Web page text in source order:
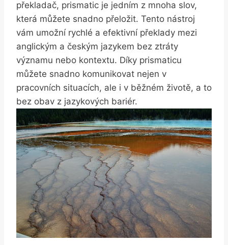
překladač, prismatic je jedním z mnoha slov,
která můžete snadno přeložit. Tento nástroj
vám umožní rychlé a efektivní překlady mezi
anglickým a českým jazykem bez ztráty
významu nebo kontextu. Díky prismaticu
můžete snadno komunikovat nejen v
pracovních situacích, ale i v běžném životě, a to
bez obav z jazykových bariér.